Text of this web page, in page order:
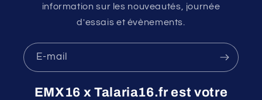
information sur les nouveautés, journée
d'essais et évènements.
E-mail
EMX16 x Talaria16.fr est votre